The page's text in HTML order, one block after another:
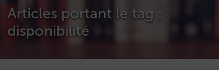
Articles portant le tag :
disponibilité